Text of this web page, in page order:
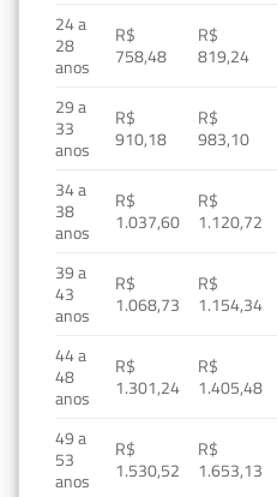
24 a
28
anos
R$
758,48
R$
819,24
29 a
33
anos
R$
910,18
R$
983,10
34 a
38
anos
R$
1.037,60
R$
1.120,72
39 a
43
anos
R$
1.068,73
R$
1.154,34
44 a
48
anos
R$
1.301,24
R$
1.405,48
49 a
53
anos
R$
1.530,52
R$
1.653,13